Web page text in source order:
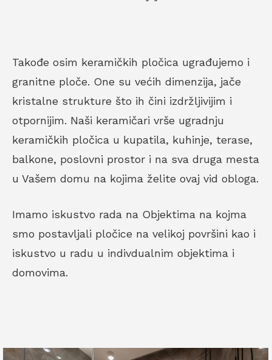
Takođe osim keramičkih pločica ugrađujemo i
granitne ploče. One su većih dimenzija, jače
kristalne strukture što ih čini izdržljivijim i
otpornijim. Naši keramičari vrše ugradnju
keramičkih pločica u kupatila, kuhinje, terase,
balkone, poslovni prostor i na sva druga mesta
u Vašem domu na kojima želite ovaj vid obloga.
Imamo iskustvo rada na Objektima na kojma
smo postavljali pločice na velikoj površini kao i
iskustvo u radu u indivdualnim objektima i
domovima.